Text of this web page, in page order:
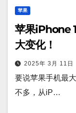
苹果
苹果iPhone
大变化！
2025年 3月 11日
要说苹果手机最
不多，从iP…